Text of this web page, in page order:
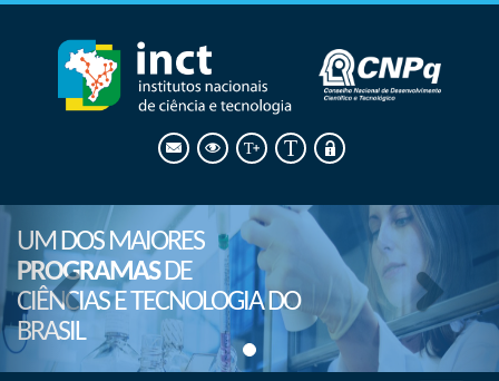
UM DOS MAIORES
PROGRAMASDE
CIÊNCIAS E TECNOLOGIA DO
BRASIL